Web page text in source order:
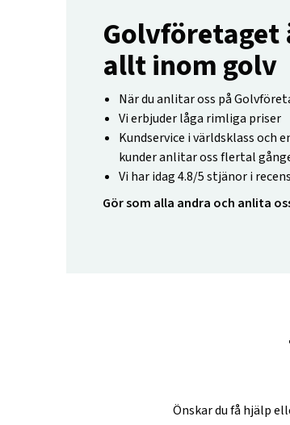
Golvföretaget
allt inom golv
När du anlitar oss på
Vi erbjuder låga rimliga priser
Kundservice i världsklass och
kunder anlitar oss flertal
Vi har idag 4.8/5 stjänor i
Gör som alla andra och anlita
Önskar du få hjälp